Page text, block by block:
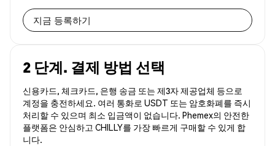
지금 등록하기
2 단계. 결제 방법 선택
신용카드, 체크카드, 은행 송금 또는 제3자 제공업체 등으로
계정을 충전하세요. 여러 통화로 USDT 또는 암호화폐를 즉시
처리할 수 있으며 최소 입금액이 없습니다. Phemex의 안전한
플랫폼은 안심하고 CHILLY를 가장 빠르게 구매할 수 있게 합
니다.